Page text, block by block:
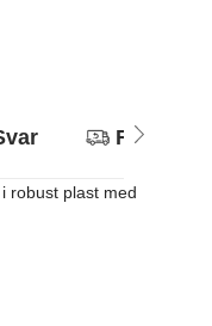
robust plast med